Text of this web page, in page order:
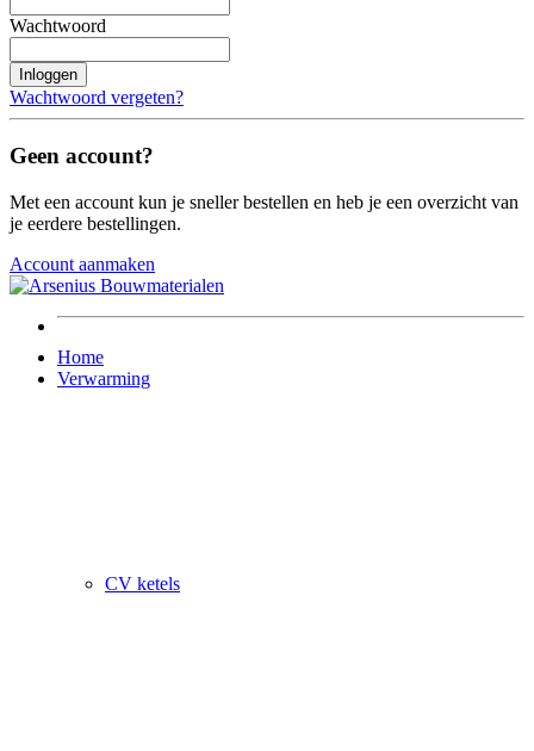
Wachtwoord
Inloggen
Wachtwoord vergeten?
Geen account?
Met een account kun je sneller bestellen en heb je een overzicht van
je eerdere bestellingen.
Account aanmaken
Home
Verwarming
CV ketels